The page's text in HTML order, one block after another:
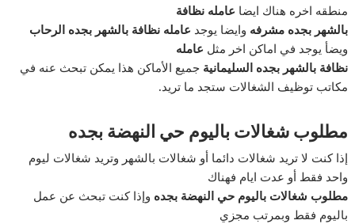
منطقه اخره هناك ايضا عامله نظافة
بالشهر بجده مشرفه وايضا يوجد عامله نظافة بالشهر بجده الرحاب
ويضأ يوجد في اماكن اخر مثل عامله
نظافة بالشهر بجده السليمانية جميع الأماكن هذا يمكن تبحث عنه في
مكاتب توظيف الشغالات ستجد ما تريد.
مطلوب شغالات باليوم حي النهضة بجده
إذا كنت لا تريد شغالات دائما أو شغالات بالشهر وتريد شغالات ليوم
واحد فقط أو عدت ايام فهناك
مطلوب شغالات باليوم حي النهضة بجده وإذا كنت تبحث عن عمل
باليوم فقط وبمرتب مجزي